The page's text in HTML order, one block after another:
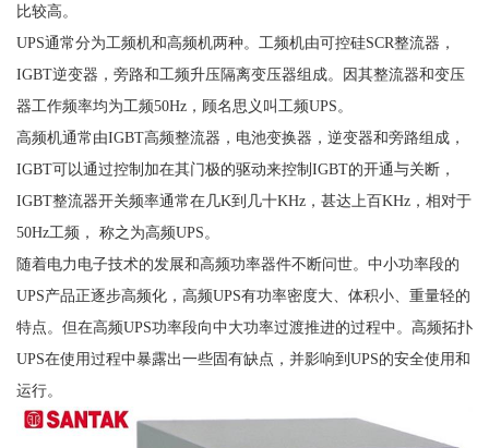
比较高。
UPS通常分为工频机和高频机两种。工频机由可控硅SCR整流器，
IGBT逆变器，旁路和工频升压隔离变压器组成。因其整流器和变压
器工作频率均为工频50Hz，顾名思义叫工频UPS。
高频机通常由IGBT高频整流器，电池变换器，逆变器和旁路组成，
IGBT可以通过控制加在其门极的驱动来控制IGBT的开通与关断，
IGBT整流器开关频率通常在几K到几十KHz，甚达上百KHz，相对于
50Hz工频， 称之为高频UPS。
随着电力电子技术的发展和高频功率器件不断问世。中小功率段的
UPS产品正逐步高频化，高频UPS有功率密度大、体积小、重量轻的
特点。但在高频UPS功率段向中大功率过渡推进的过程中。高频拓扑
UPS在使用过程中暴露出一些固有缺点，并影响到UPS的安全使用和
运行。